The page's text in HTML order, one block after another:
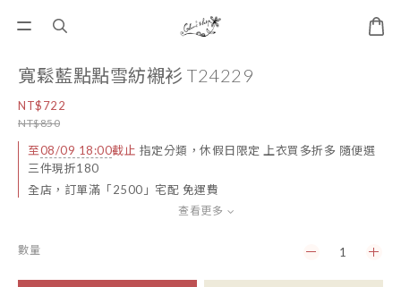
寬鬆藍點點雪紡襯衫 T24229
NT$722
NT$850
至08/09 18:00截止 指定分類，休假日限定 上衣買多折多 隨便選
三件現折180
全店，訂單滿「2500」宅配 免運費
查看更多
數量